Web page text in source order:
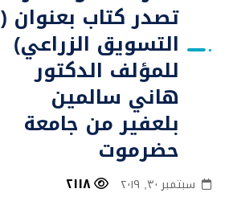
تصدر كتاب بعنوان (
التسويق الزراعي)
للمؤلف الدكتور
هاني سالمين
بلعفير من جامعة
حضرموت
سبتمبر ٣٠, ٢٠١٩ ٢١١٨